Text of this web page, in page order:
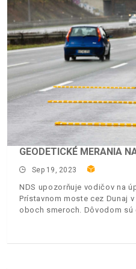
GEODETICKÉ MERANIA
Sep 19, 2023
NDS upozorňuje vodičov na
Prístavnom moste cez Dunaj
oboch smeroch. Dôvodom sú